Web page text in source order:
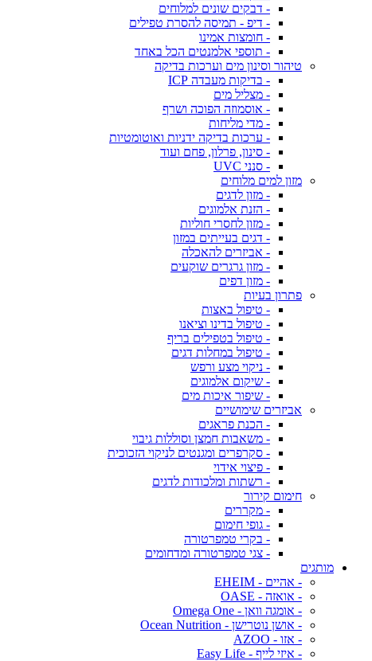
- דבקים שונים למלוחים
- דיפ - תמיסה להסרת טפילים
- חומצות אמינו
- תוספי אלמנטים הכל באחד
טיהור וסינון מים וערכות בדיקה
- בדיקות מעבדה ICP
- מצליל מים
- אוסמוזה הפוכה ושרף
- מדי מליחות
- ערכות בדיקה ידניות ואוטומטיות
- סינון, פרלון, פחם ועוד
- סנני UVC
מזון למים מלוחים
- מזון לדגים
- הזנת אלמוגים
- מזון לחסרי חוליות
- דגים בעייתים במזון
- אביזרים להאכלה
- מזון גרגרים שוקעים
- מזון דפים
פתרון בעיות
- טיפול באצות
- טיפול בדינו וציאנו
- טיפול בטפילים בריף
- טיפול במחלות דגים
- ניקוי מצע ורפש
- שיקום אלמוגים
- שיפור איכות מים
אביזרים שימושיים
- הכנת פראגים
- משאבות חמצן וסוללות גיבוי
- סקרפרים ומגנטים לניקוי הזכוכית
- פיצוי אידוי
- רשתות ומלכודות לדגים
חימום קירור
- מקררים
- גופי חימום
- בקרי טמפרטורה
- צגי טמפרטורה ומדחומים
מותגים
- אהיים - EHEIM
- אואזה - OASE
- אומגה וואן - Omega One
- אושן נוטרישן - Ocean Nutrition
- אזו - AZOO
- איזי לייף - Easy Life